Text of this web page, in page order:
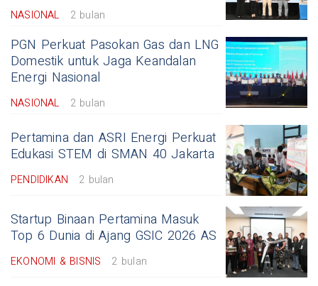
NASIONAL 2 bulan
PGN Perkuat Pasokan Gas dan LNG
Domestik untuk Jaga Keandalan
Energi Nasional
NASIONAL 2 bulan
Pertamina dan ASRI Energi Perkuat
Edukasi STEM di SMAN 40 Jakarta
PENDIDIKAN 2 bulan
Startup Binaan Pertamina Masuk
Top 6 Dunia di Ajang GSIC 2026 AS
EKONOMI & BISNIS 2 bulan